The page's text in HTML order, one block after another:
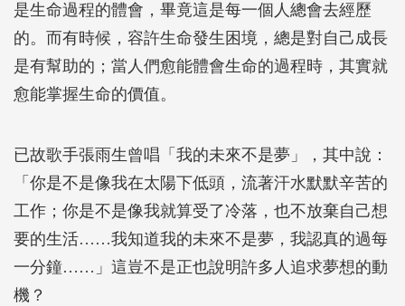
是生命過程的體會，畢竟這是每一個人總會去經歷
的。而有時候，容許生命發生困境，總是對自己成長
是有幫助的；當人們愈能體會生命的過程時，其實就
愈能掌握生命的價值。
已故歌手張雨生曾唱「我的未來不是夢」，其中說：
「你是不是像我在太陽下低頭，流著汗水默默辛苦的
工作；你是不是像我就算受了冷落，也不放棄自己想
要的生活……我知道我的未來不是夢，我認真的過每
一分鐘……」這豈不是正也說明許多人追求夢想的動
機？